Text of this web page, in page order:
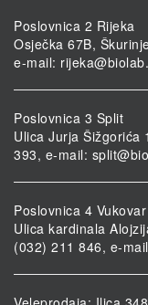
Poslovnica 2 Rijeka
Osječka 67B,
e-mail:
Poslovnica 3 Split
Ulica Jurja Šižgorića
393, e-mail:
Poslovnica 4 Vukovar
Ulica kardinala
(032) 211 846, e-